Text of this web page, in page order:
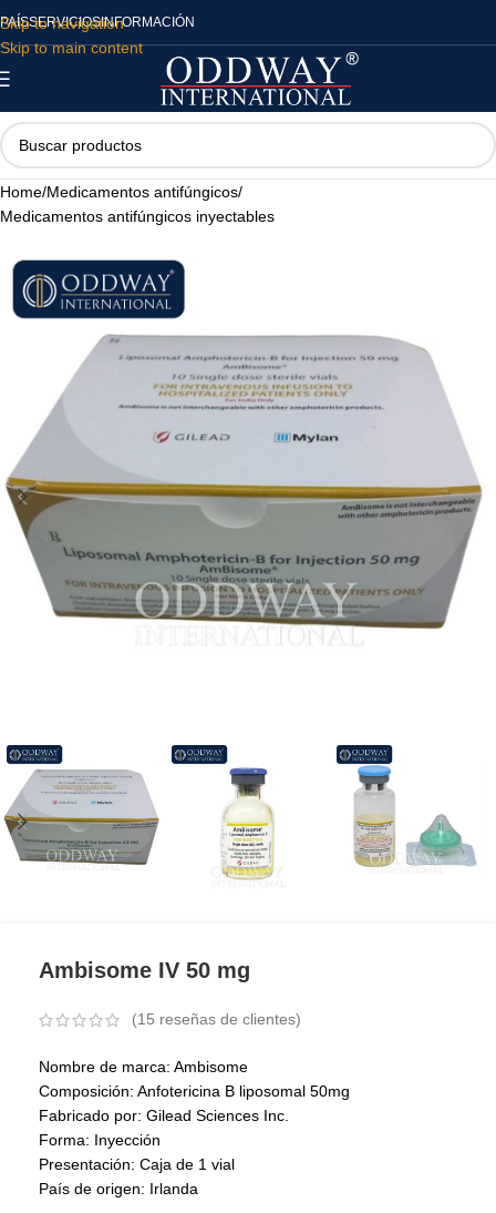
Skip to navigation
Skip to main content
PAÍSSERVICIOSINFORMACIÓN
Home/Medicamentos antifúngicos/
Medicamentos antifúngicos inyectables
Ambisome IV 50 mg
(15 reseñas de clientes)
Nombre de marca: Ambisome
Composición: Anfotericina B liposomal 50mg
Fabricado por: Gilead Sciences Inc.
Forma: Inyección
Presentación: Caja de 1 vial
País de origen: Irlanda